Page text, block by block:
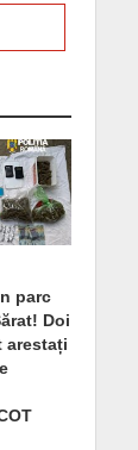
parc
Doi
arestați